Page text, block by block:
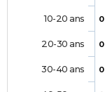
0
0
0
10-20 ans
20-30 ans
30-40 ans